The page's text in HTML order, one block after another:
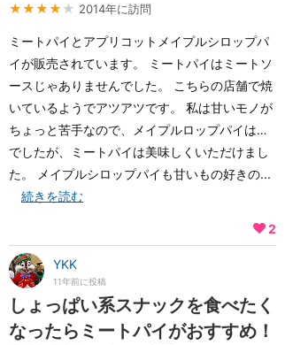
★★★★ ★ 2014年に訪問
ミートパイとアプリコットメイプルシロップパ
イが販売されています。 ミートパイはミートソ
ースじゃありませんでした。 こちらの店舗で焼
いているようでアツアツです。 私は甘いモノが
ちょっと苦手なので、メイプルロップパイは…
でしたが、ミートパイは美味しくいただけまし
た。 メイプルシロップパイも甘いもの好きの...
続きを読む
2
YKK
11年前に投稿
しょっぱい系スナックを食べたく
なったらミートパイがおすすめ！